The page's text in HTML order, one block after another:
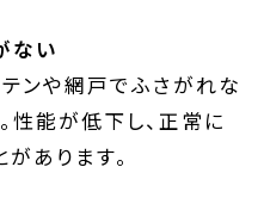
ない
ンや網戸でふさがれな
性能が低下し、正常に
あります。